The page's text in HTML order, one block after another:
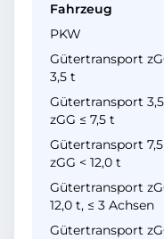
Fahrzeug
PKW
Gütertransport
3,5 t
Gütertransport
zGG ≤ 7,5 t
Gütertransport
zGG < 12,0 t
Gütertransport
12,0 t, ≤ 3 Achsen
Gütertransport